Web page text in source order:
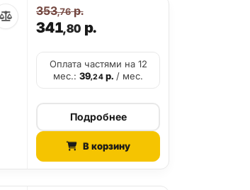
341,80р.
353,76р.
Оплата частями на 12
мес.:39,24р./ мес.
Подробнее
В корзину